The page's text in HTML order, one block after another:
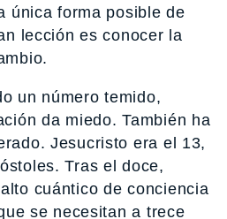
única forma posible de
lección es conocer la
un número temido,
da miedo. También ha
Jesucristo era el 13,
Tras el doce,
cuántico de conciencia
se necesitan a trece